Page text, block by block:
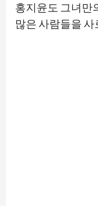
홍지윤도 그녀만
많은 사람들을